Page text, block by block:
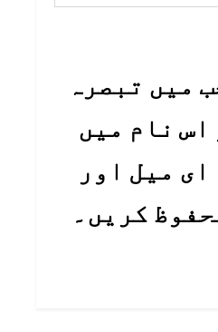
میں تبصرہ
اس نام میں
میل اور
کریں۔